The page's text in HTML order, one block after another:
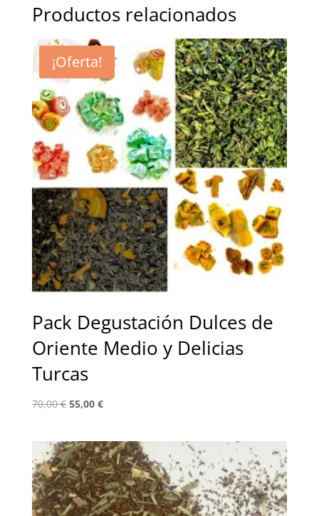
Productos relacionados
¡Oferta!
Pack Degustación Dulces de
Oriente Medio y Delicias
Turcas
70,00€ El
era:
70,00 €.
55,00 €El
es:
55,00 €.